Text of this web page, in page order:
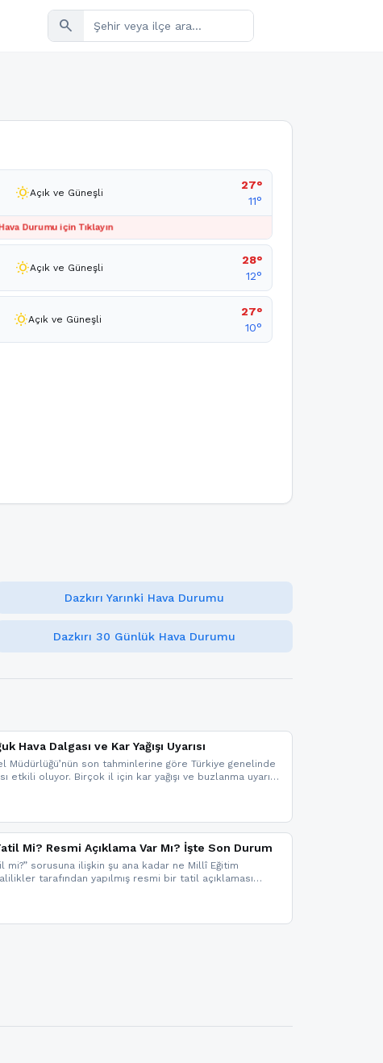
search
wb_sunnyAçık ve Güneşli
27°
11°
Durumu için Tıklayın
wb_sunnyAçık ve Güneşli
28°
12°
wb_sunnyAçık ve Güneşli
27°
10°
Dazkırı Yarınki Hava Durumu
Dazkırı 30 Günlük Hava Durumu
Hava Dalgası ve Kar Yağışı Uyarısı
Müdürlüğü’nün son tahminlerine göre Türkiye genelinde
etkili oluyor. Birçok il için kar yağışı ve buzlanma uyarısı
Mi? Resmi Açıklama Var Mı? İşte Son Durum
mi?” sorusuna ilişkin şu ana kadar ne Millî Eğitim
tarafından yapılmış resmi bir tatil açıklaması
hızlı şekilde haberdar olmak için sitemizi takip edebilir ve